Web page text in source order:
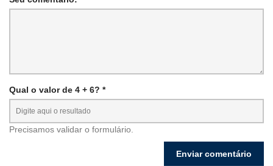
Qual o valor de 4 + 6? *
Precisamos validar o formulário.